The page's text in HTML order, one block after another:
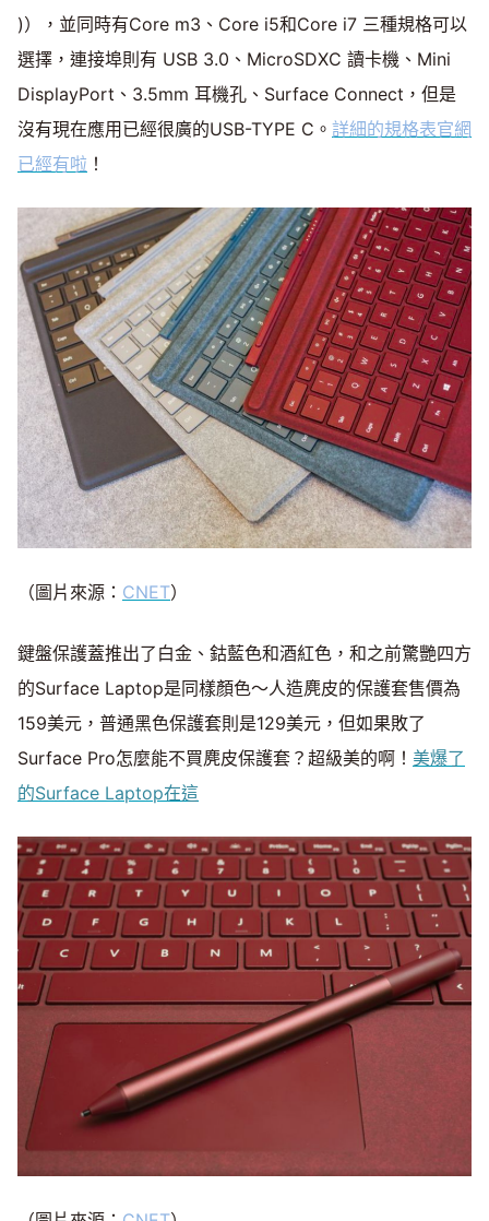
)），並同時有Core m3、Core i5和Core i7 三種規格可以
選擇，連接埠則有 USB 3.0、MicroSDXC 讀卡機、Mini
DisplayPort、3.5mm 耳機孔、Surface Connect，但是
沒有現在應用已經很廣的USB-TYPE C。 詳細的規格表官網
已經有啦 ！
（圖片來源： CNET）
鍵盤保護蓋推出了白金、鈷藍色和酒紅色，和之前驚艷四方
的Surface Laptop是同樣顏色～人造麂皮的保護套售價為
159美元，普通黑色保護套則是129美元，但如果敗了
Surface Pro怎麼能不買麂皮保護套？超級美的啊！ 美爆了
的Surface Laptop在這